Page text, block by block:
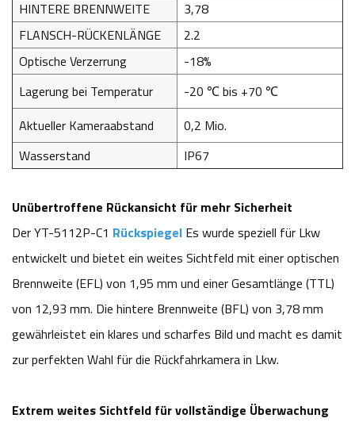
HINTERE BRENNWEITE
3,78
FLANSCH-RÜCKENLÄNGE
2.2
Optische Verzerrung
-18%
Lagerung bei Temperatur
-20 ℃ bis +70 ℃
Aktueller Kameraabstand
0,2 Mio.
Wasserstand
IP67
Unübertroffene Rückansicht für mehr Sicherheit
Der YT-5112P-C1 Rückspiegel Es wurde speziell für Lkw
entwickelt und bietet ein weites Sichtfeld mit einer optischen
Brennweite (EFL) von 1,95 mm und einer Gesamtlänge (TTL)
von 12,93 mm. Die hintere Brennweite (BFL) von 3,78 mm
gewährleistet ein klares und scharfes Bild und macht es damit
zur perfekten Wahl für die Rückfahrkamera in Lkw.
Extrem weites Sichtfeld für vollständige Überwachung